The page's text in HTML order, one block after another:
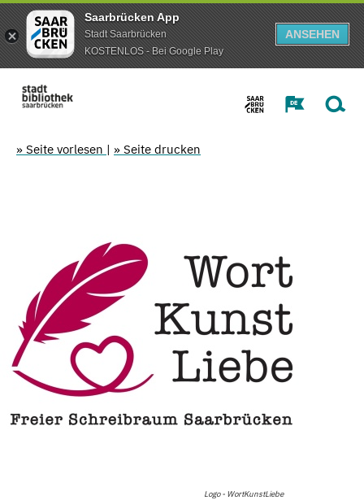
Saarbrücken App
Stadt Saarbrücken
KOSTENLOS - Bei Google Play
ANSEHEN
» Seite vorlesen | » Seite drucken
Logo - WortKunstLiebe